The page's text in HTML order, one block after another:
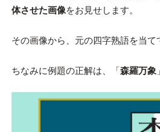
体させた画像をお見せします。
その画像から、元の四字熟語を当て
ちなみに例題の正解は、「森羅万象